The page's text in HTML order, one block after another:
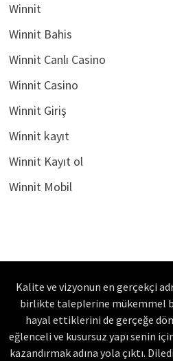
Winnit
Winnit Bahis
Winnit Canlı Casino
Winnit Casino
Winnit Giriş
Winnit kayıt
Winnit Kayıt ol
Winnit Mobil
Kalite ve vizyonun en gerçekçi
birlikte taleplerine mükemmel
hayal ettiklerini de gerçeğe
eğlenceli ve kusursuz yapı senin
kazandırmak adına yola çıktı.